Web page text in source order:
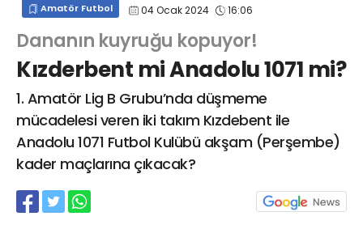
Amatör Futbol 04 Ocak 2024 16:06
Dananın kuyruğu kopuyor!
Kızderbent mi Anadolu 1071 mi?
1. Amatör Lig B Grubu’nda düşmeme
mücadelesi veren iki takım Kızdebent ile
Anadolu 1071 Futbol Kulübü akşam (Perşembe)
kader maçlarına çıkacak?
info@spor41.com